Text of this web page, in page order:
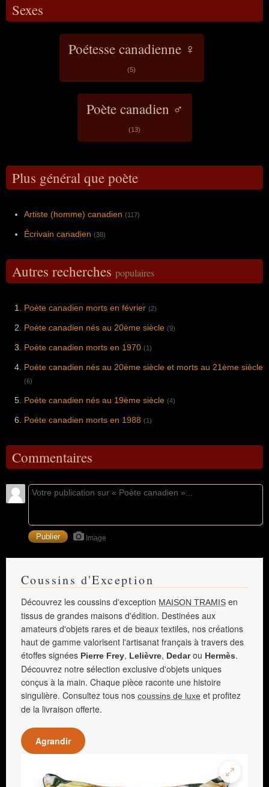
Sexes
Poétesse canadienne ♀
(5)
Poète canadien ♂
(13)
Plus général que poète
Artiste (homme) canadien (117)
Écrivain canadien (38)
Autres recherches populaires
Poète canadien morts en février (2)
Poète canadien nés au 20ème siècle (9)
Poète canadien morts en 1970 (1)
Poète canadien nés au 20ème siècle et morts au 21ème siècle
(6)
Poète canadien nés au 19ème siècle (4)
Poète canadien morts en 1988 (1)
Commentaires
Image
Coussins d'Exception
Découvrez les coussins d'exception MAISON TRAMIS en
tissus de grandes maisons d'édition. Destinées aux
amateurs d'objets rares et de beaux textiles, nos créations
haut de gamme valorisent l'artisanat français à travers des
étoffes signées Pierre Frey, Lelièvre, Dedarou Hermès.
Découvrez notre sélection exclusive d'objets uniques
conçus à la main. Chaque pièce raconte une histoire
singulière. Consultez tous nos coussins de luxe et profitez
de la livraison offerte.
Agrandir